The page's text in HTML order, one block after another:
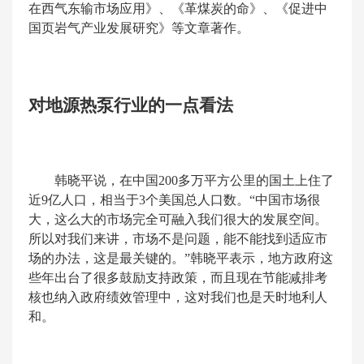
在西气东输市场应用》、《革煤炭的命》、《促进中
国页岩气产业发展研究》等文章著作。
对地源热泵行业的一点看法
韩晓平说，在中国200多万平方公里的国土上住了
近9亿人口，相当于3个美国总人口数。“中国市场很
大，这么大的市场完全可融入我们很大的发展空间。
所以对我们来讲，市场不是问题，能不能找到适应市
场的办法，这是最关键的。”韩晓平表示，地方政府这
些年出台了很多鼓励支持政策，而且现在节能减排考
核也纳入政府绩效管理中，这对我们也是天时地利人
和。